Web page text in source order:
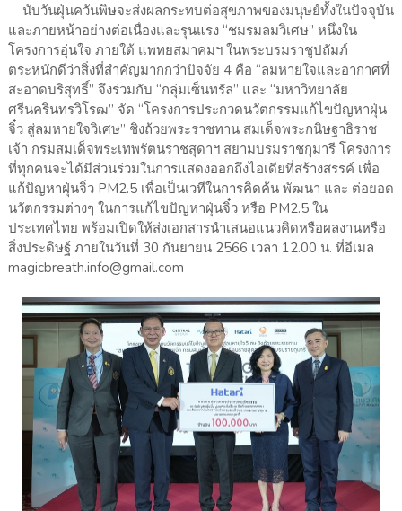
นับวันฝุ่นควันพิษจะส่งผลกระทบต่อสุขภาพของมนุษย์ทั้งในปัจจุบัน
และภายหน้าอย่างต่อเนื่องและรุนแรง “ชมรมลมวิเศษ” หนึ่งใน
โครงการอุ่นใจ ภายใต้ แพทยสมาคมฯ ในพระบรมราชูปถัมภ์
ตระหนักดีว่าสิ่งที่สำคัญมากกว่าปัจจัย 4 คือ “ลมหายใจและอากาศที่
สะอาดบริสุทธิ์” จึงร่วมกับ “กลุ่มเซ็นทรัล” และ “มหาวิทยาลัย
ศรีนครินทรวิโรฒ” จัด “โครงการประกวดนวัตกรรมแก้ไขปัญหาฝุ่น
จิ๋ว สู่ลมหายใจวิเศษ” ชิงถ้วยพระราชทาน สมเด็จพระกนิษฐาธิราช
เจ้า กรมสมเด็จพระเทพรัตนราชสุดาฯ สยามบรมราชกุมารี โครงการ
ที่ทุกคนจะได้มีส่วนร่วมในการแสดงออกถึงไอเดียที่สร้างสรรค์ เพื่อ
แก้ปัญหาฝุ่นจิ่ว PM2.5 เพื่อเป็นเวทีในการคิดค้น พัฒนา และ ต่อยอด
นวัตกรรมต่างๆ ในการแก้ไขปัญหาฝุ่นจิ๋ว หรือ PM2.5 ใน
ประเทศไทย พร้อมเปิดให้ส่งเอกสารนำเสนอแนวคิดหรือผลงานหรือ
สิ่งประดิษฐ์ ภายในวันที่ 30 กันยายน 2566 เวลา 12.00 น. ที่อีเมล
magicbreath.info@gmail.com